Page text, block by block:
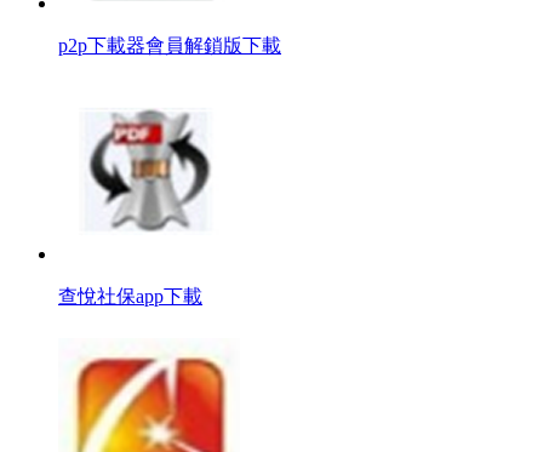
p2p下載器會員解鎖版下載
查悅社保app下載